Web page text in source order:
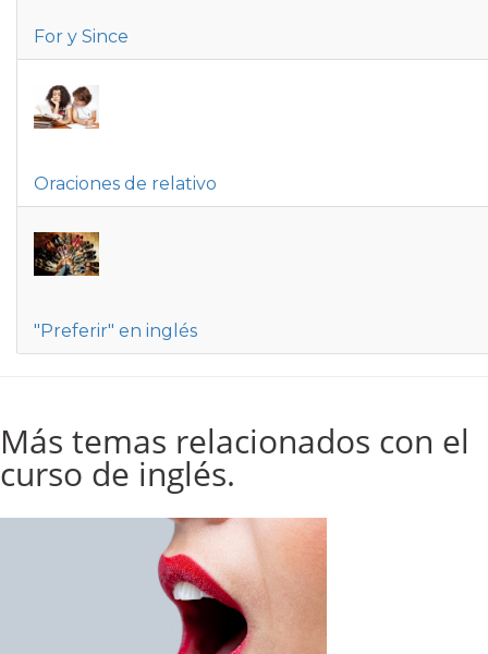
For y Since
Oraciones de relativo
"Preferir" en inglés
Más temas relacionados con el
curso de inglés.